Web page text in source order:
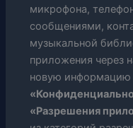
микрофона,
сообщениями,
музыкальной
приложения через
новую информацию
«Разрешения